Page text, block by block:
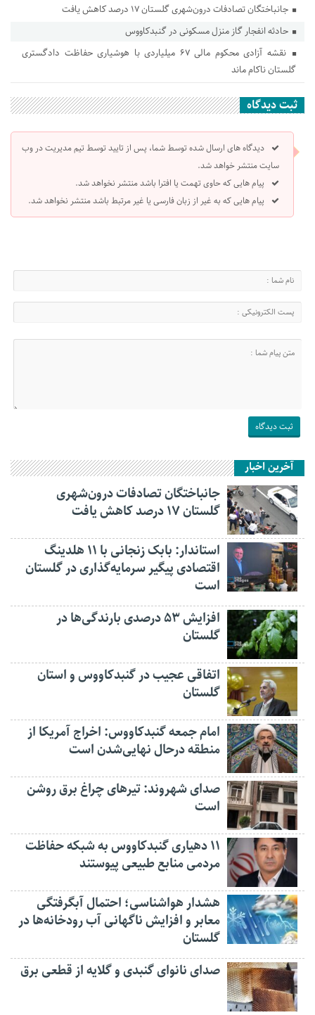
جانباختگان تصادفات درون‌شهری گلستان ۱۷ درصد کاهش یافت
حادثه انفجار گاز منزل مسکونی در گنبدکاووس
نقشه آزادی محکوم مالی ۶۷ میلیاردی با هوشیاری حفاظت دادگستری
گلستان ناکام ماند
ثبت دیدگاه
دیدگاه های ارسال شده توسط شما، پس از تایید توسط تیم مدیریت در وب
سایت منتشر خواهد شد.
پیام هایی که حاوی تهمت یا افترا باشد منتشر نخواهد شد.
پیام هایی که به غیر از زبان فارسی یا غیر مرتبط باشد منتشر نخواهد شد.
آخرین اخبار
جانباختگان تصادفات درون‌شهری
گلستان ۱۷ درصد کاهش یافت
استاندار: بابک زنجانی با ۱۱ هلدینگ
اقتصادی پیگیر سرمایه‌گذاری در گلستان
است
افزایش ۵۳ درصدی بارندگی‌ها در
گلستان
اتفاقی عجیب در‌ گنبدکاووس و استان
گلستان
امام جمعه گنبدکاووس: اخراج آمریکا از
منطقه درحال نهایی‌شدن است
صدای شهروند: تیرهای چراغ برق روشن
است
۱۱ دهیاری گنبدکاووس به شبکه حفاظت
مردمی منابع طبیعی پیوستند
هشدار هواشناسی؛ احتمال آبگرفتگی
معابر و افزایش ناگهانی آب رودخانه‌ها در
گلستان
صدای نانوای گنبدی و گلایه از قطعی برق